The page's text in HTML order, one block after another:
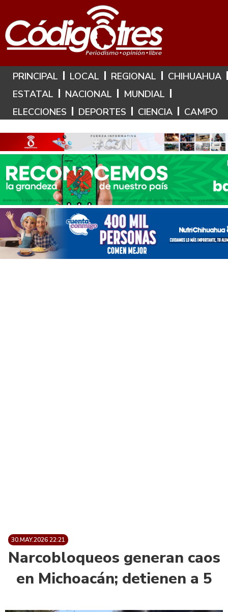
Hoy es: 8 de Agosto de 2026
PRINCIPAL LOCAL REGIONAL
CHIHUAHUA
ESTATAL
NACIONAL
MUNDIAL
ELECCIONES
DEPORTES CIENCIA CAMPO
30.MAY.2026 22:21
Narcobloqueos generan caos
en Michoacán; detienen a 5